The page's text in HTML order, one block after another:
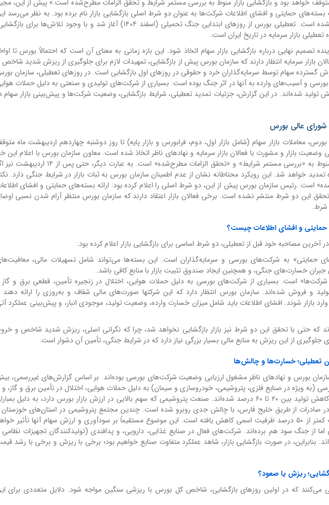
تا دوشنبه ۱۴ اردیبهشت ۱۴۰۵ متوقف خواهد بود و بازگشایی بازار منوط به بررسی مستمر شرایط و تحقق الزامات مطرح‌شده است.» پیش از این،
بسته‌های حمایتی و افشای اطلاعات شرکت‌ها به عنوان دو شرط اصلی بازگشایی بازار نام برده بود. به نظر می‌رسد
دو شرط هنوز به طور کامل محقق نشده است. تعطیلی بورس از روزهای ابتدایی جنگ تحمیلی (اسفند ۱۴۰۴) آغاز شد و با وجود تلاش‌ها برای
بازار سرمایه در تاریخ ایران است.
تصمیم نهایی درباره بازگشایی بازار سهام اتخاذ شود. این بازه زمانی به معنای آن است که احتمالاً بورس تا
بازار سرمایه انتظار دارند که سازمان بورس پیش از بازگشایی، تمهیدات لازم برای جلوگیری از ریزش شدید شاخص
گسترده سهام توسط سرمایه‌گذاران خرد و حقوقی در روزهای اول بازگشایی است. در روزهای تعطیلی، سازمان
و آسیب‌های وارده به آنها در اثر جنگ بوده است. بسیاری از شرکت‌های تولیدی و صنعتی به دلیل حملات
تولید شده‌اند. در این گزارش، جزئیات تمدید تعطیلی، شرایط بازگشایی، وضعیت شرکت‌ها و پیش‌بینی بازار سهام
عالی بورس
معاملات بازار سهام (شامل بازار اول، دوم، فرابورس و بازار پایه) تا روز دوشنبه چهاردهم اردیبهشت ماه
بازار و مشورت با فعالان بازار سرمایه و نهادهای ناظر اتخاذ شده است. معاون سازمان بورس با اعلام این
تأکید کرده است که بازگشایی بازار منوط به «بررسی مستمر شرایط» و «تحقق الزامات مطرح‌شده» است. به عبارت دیگر، حتی پس از ۱۴
تمدید خواهد شد. این رویکرد محتاطانه نشان از عدم اطمینان سازمان بورس به ثبات بازار در شرایط جنگی دارد.
است. رئیس سازمان بورس پیش از این، دو شرط اصلی را اعلام کرده بود: ارائه بسته‌های حمایتی و افشای
تحقق این دو شرط منتشر نشده است. برخی فعالان بازار اعتقاد دارند که سازمان بورس منتظر آرام شدن نسبی
شرط.
و افشای اطلاعات چیست؟
مصاحبه خود قبل از تعطیلی، دو شرط اساسی برای بازگشایی بازار اعلام کرده بود:
حمایتی» به شرکت‌های بورسی و سرمایه‌گذاران است. این بسته‌ها می‌تواند شامل تسهیلات مالی،
جبران خسارت‌های جنگی، و همچنین ایجاد صندوق تثبیت بازار با منابع کافی باشد.
است. بسیاری از شرکت‌های بورسی به دلیل حملات هوایی، اختلال در زنجیره تأمین، قطعی برق و گاز
و فروش شده‌اند. سازمان بورس انتظار دارد که این شرکتها صورت‌های مالی شفاف و به‌روزی را ارائه دهند
وارد بازار شوند. افشای اطلاعات باید شامل میزان خسارت وارده، وضعیت تولید، موجودی انبار، و پیش‌بینی عملکرد
که حتی با تحقق این دو شرط نیز بازار بازگشایی نخواهد شد، چرا که نگرانی اصلی، ریزش شدید شاخص و
جلوگیری از این ریزش به منابع مالی بسیار بزرگی نیاز دارد که در شرایط جنگی، تأمین آن دشوار است.
تعطیلی؛ خسارت‌ها و چالش‌ها
بورس و نهادهای ناظر مشغول ارزیابی وضعیت شرکت‌های بورسی بوده‌اند. بر اساس گزارش‌های غیررسمی،
(به ویژه در صنایع فلزی، پتروشیمی، خودروسازی و سیمان) به دلیل حملات هوایی، اختلال در تأمین برق و گاز، و
ناامنی مسیرهای حمل و نقل، دچار کاهش تولید بین ۲۰ تا ۶۰ درصد شده‌اند. صنعت پتروشیمی که سهم بالایی در ارزش بازار بورس دارد، به دلیل
صادرات از طریق خلیج فارس، با چالش جدی روبرو شده است. چندین مجتمع پتروشیمی در استان‌های خوزستان
بوشهر اعلام کرده‌اند که تولید آنها به کمتر از ۵۰ درصد ظرفیت اسمی کاهش یافته است. این موضوع مستقیماً بر سودآوری و ارزش سهام آنها تأثیر
از جنگ سود هم برده‌اند. شرکت‌های فعال در صنایع غذایی، دارویی، و پدافندی (تولیدکنندگان تجهیزات
بنابراین، در صورت بازگشایی بازار، شاهد عملکرد متفاوت صنایع خواهیم بود؛ برخی با ریزش و برخی با رشد
ریزش یا صعود؟
می‌کنند که در اولین روزهای بازگشایی، شاخص کل بورس با ریزشی سنگین مواجه شود. دلایل متعددی برای